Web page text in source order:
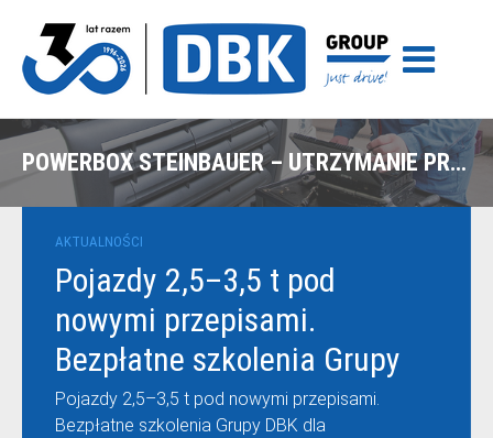
POWERBOX STEINBAUER – UTRZYMANIE PRĘDKOŚCI NA WYMAGAJĄCYCH WZNIESIENIACH
AKTUALNOŚCI
Pojazdy 2,5–3,5 t pod
nowymi przepisami.
Bezpłatne szkolenia Grupy
DBK dla przewoźników
Pojazdy 2,5–3,5 t pod nowymi przepisami.
Bezpłatne szkolenia Grupy DBK dla